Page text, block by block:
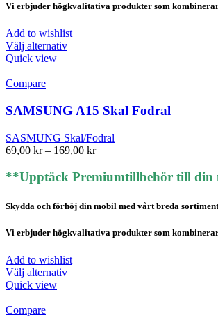
Vi erbjuder högkvalitativa produkter som
Add to wishlist
Välj alternativDen
varianter.
De
olika
alternativen
kan
väljas
på
Quick view
Compare
SAMSUNG A15 Skal Fodral
SASMUNG Skal/Fodral
69,00 kr – 169,00 krPrisintervall:
till
**Upptäck Premiumtillbehör till din
Skydda och förhöj din mobil med vårt breda
Vi erbjuder högkvalitativa produkter som
Add to wishlist
Välj alternativDen
Quick view
Compare